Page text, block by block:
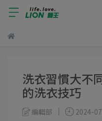
洗衣習慣大不
的洗衣技巧
編輯部 2024-